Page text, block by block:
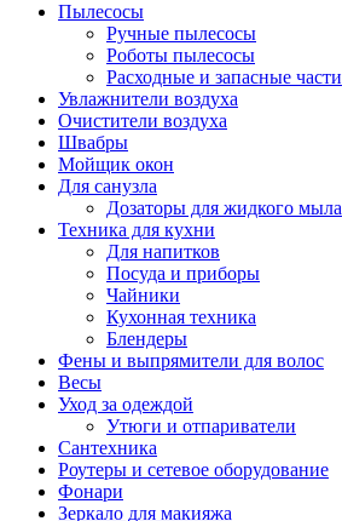
Пылесосы
Ручные пылесосы
Роботы пылесосы
Расходные и запасные части
Увлажнители воздуха
Очистители воздуха
Швабры
Мойщик окон
Для санузла
Дозаторы для жидкого мыла
Техника для кухни
Для напитков
Посуда и приборы
Чайники
Кухонная техника
Блендеры
Фены и выпрямители для волос
Весы
Уход за одеждой
Утюги и отпариватели
Сантехника
Роутеры и сетевое оборудование
Фонари
Зеркало для макияжа